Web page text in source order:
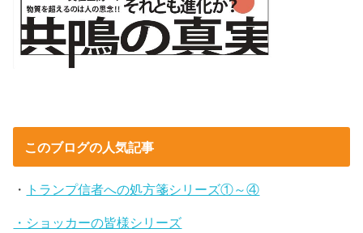
このブログの人気記事
・ トランプ信者への処方箋シリーズ①～④
・ショッカーの皆様シリーズ